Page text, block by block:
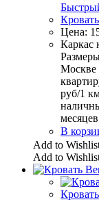
Цена:
Каркас
Москве
руб/1
В
Add to
Add to